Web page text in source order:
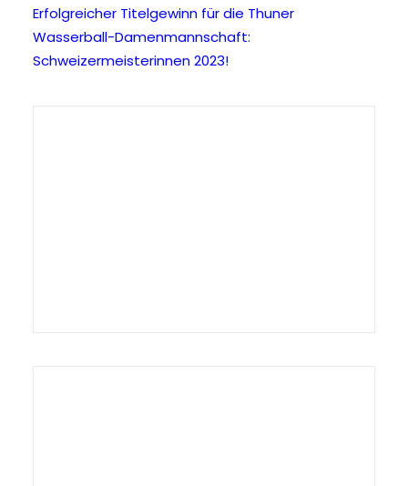
Erfolgreicher Titelgewinn für die Thuner
Wasserball-Damenmannschaft:
Schweizermeisterinnen 2023!